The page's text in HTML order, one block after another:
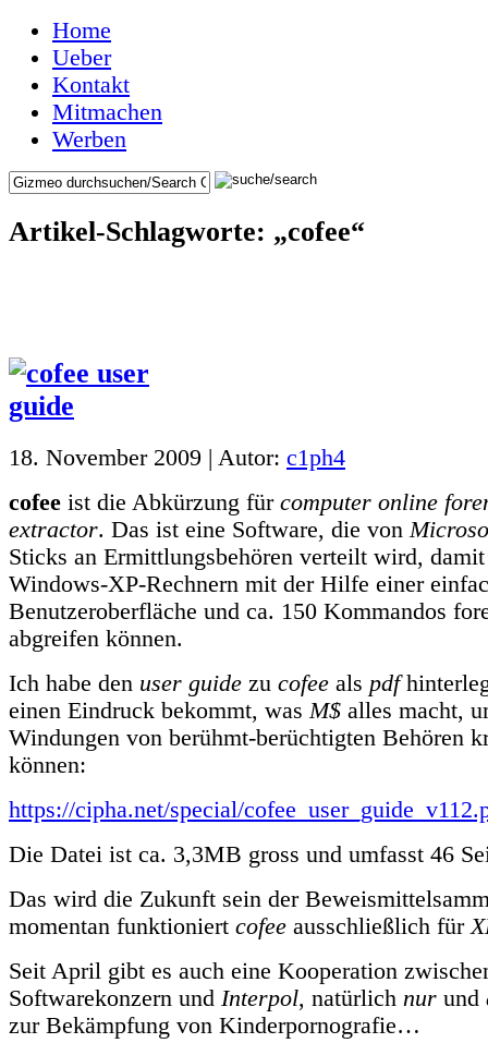
Home
Ueber
Kontakt
Mitmachen
Werben
Artikel-Schlagworte: „cofee“
18. November 2009 | Autor: c1ph4
cofee ist die Abkürzung für computer online
extractor. Das ist eine Software, die von
Sticks an Ermittlungsbehören verteilt wird, damit
Windows-XP-Rechnern mit der Hilfe einer
Benutzeroberfläche und ca. 150 Kommandos
abgreifen können.
Ich habe den user guide zu cofee als pdf
einen Eindruck bekommt, was M$ alles macht,
Windungen von berühmt-berüchtigten Behören
können:
https://cipha.net/special/
Die Datei ist ca. 3,3MB gross und umfasst 46
Das wird die Zukunft sein der
momentan funktioniert cofee ausschließlich für
Seit April gibt es auch eine Kooperation
Softwarekonzern und Interpol, natürlich nur und
zur Bekämpfung von Kinderpornografie…